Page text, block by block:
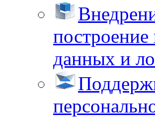
построение
данных и